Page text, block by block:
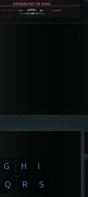
G H
Q R
S